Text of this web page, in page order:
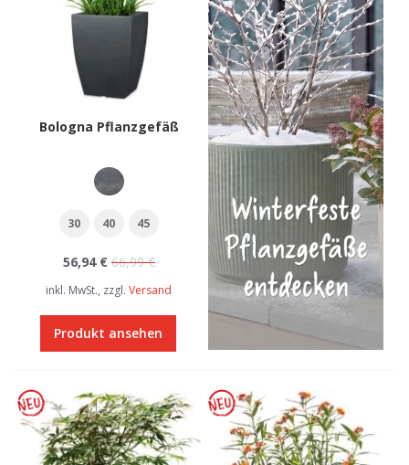
Bologna Pflanzgefäß
30 40 45
56,94 € 66,99 €
inkl. MwSt., zzgl.Versand
Produkt ansehen